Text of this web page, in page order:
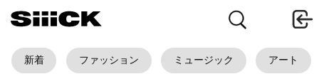
新着 ファッション ミュージック アート